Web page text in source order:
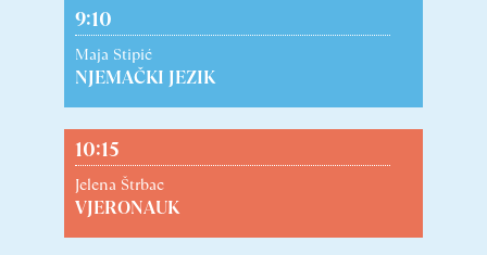
9:10
Maja Stipić
NJEMAČKI JEZIK
10:15
Jelena Štrbac
VJERONAUK